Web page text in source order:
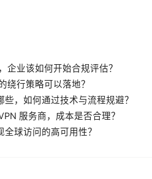
企业该如何开始合规评估？
绕行策略可以落地？
，如何通过技术与流程规避？
服务商，成本是否合理？
球访问的高可用性？